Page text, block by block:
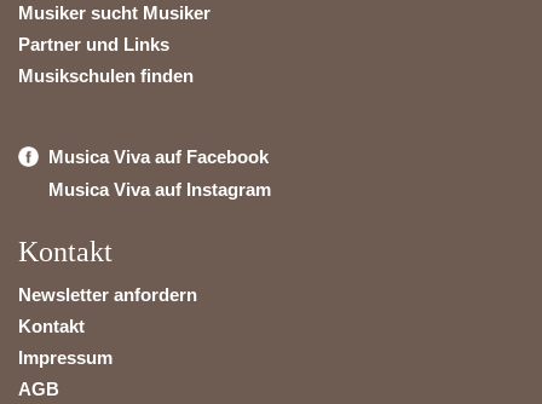
Musiker sucht Musiker
Partner und Links
Musikschulen finden
Musica Viva auf Facebook
Musica Viva auf Instagram
Kontakt
Newsletter anfordern
Kontakt
Impressum
AGB